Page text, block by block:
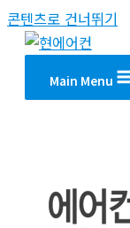
콘텐츠로 건너뛰기
Main Menu